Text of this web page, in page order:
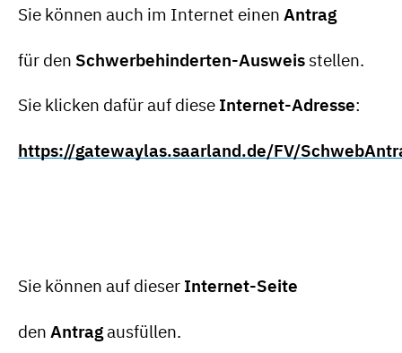
Sie können auch im Internet einen Antrag
für den Schwerbehinderten-Ausweis stellen.
Sie klicken dafür auf diese Internet-Adresse:
https://gatewaylas.saarland.de/FV/
Sie können auf dieser Internet-Seite
den Antragausfüllen.